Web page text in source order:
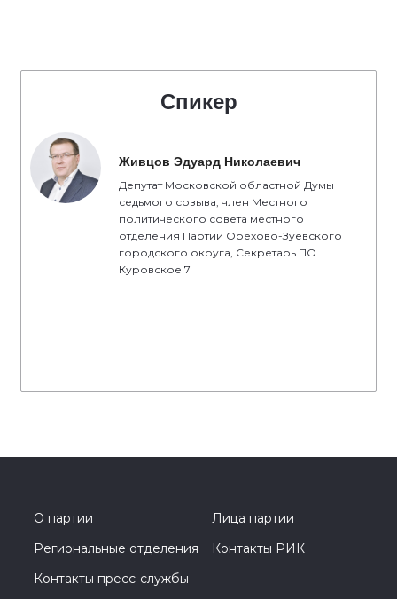
Спикер
Живцов Эдуард Николаевич
Депутат Московской областной Думы
седьмого созыва, член Местного
политического совета местного
отделения Партии Орехово-Зуевского
городского округа, Секретарь ПО
Куровское 7
О партии
Лица партии
Региональные отделения
Контакты РИК
Контакты пресс-службы